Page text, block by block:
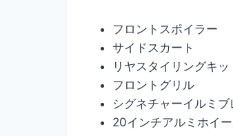
フロントスポイラー
サイドスカート
リヤスタイリングキッ
フロントグリル
シグネチャーイルミブ
20インチアルミホイ